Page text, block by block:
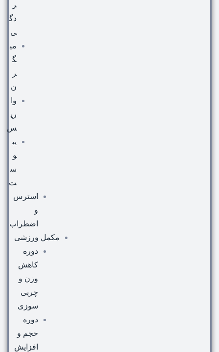
ر
دگ
ی
می
گ
ر
ن
وا
ری
س
یب
و
س
ت
استرس
و
اضطراب
مکمل ورزشی
دوره
کاهش
وزن و
چربی
سوزی
دوره
حجم و
افزایش